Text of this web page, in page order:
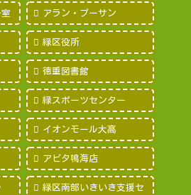
アラン・プーサン
緑区役所
徳重図書館
緑スポーツセンター
イオンモール大高
アピタ鳴海店
緑区南部いきいき支援セ